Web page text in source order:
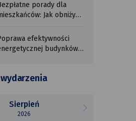
porady dla
Jak obniżyć
efektywności
budynków
Sierpień
2026